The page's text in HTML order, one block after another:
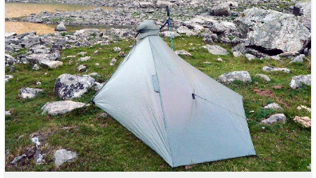
LIRE L'ARTICLE